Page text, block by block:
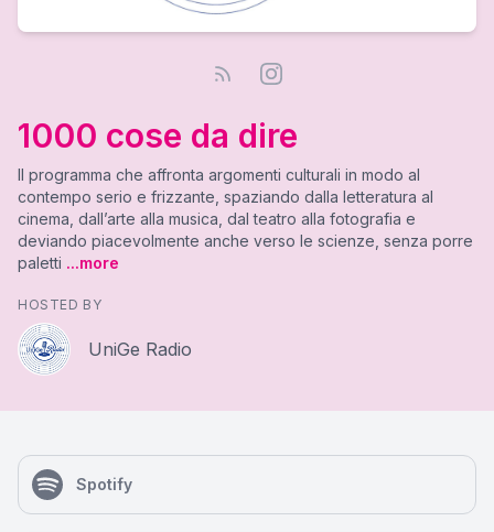
1000 cose da dire
Il programma che affronta argomenti culturali in modo al
contempo serio e frizzante, spaziando dalla letteratura al
cinema, dall’arte alla musica, dal teatro alla fotografia e
deviando piacevolmente anche verso le scienze, senza porre
paletti ...more
HOSTED BY
UniGe Radio
Spotify